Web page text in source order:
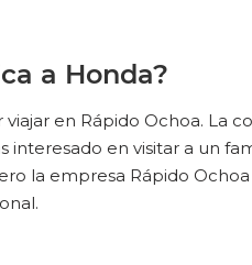
a Honda?
en Rápido Ochoa. La
en visitar a un
la empresa Rápido